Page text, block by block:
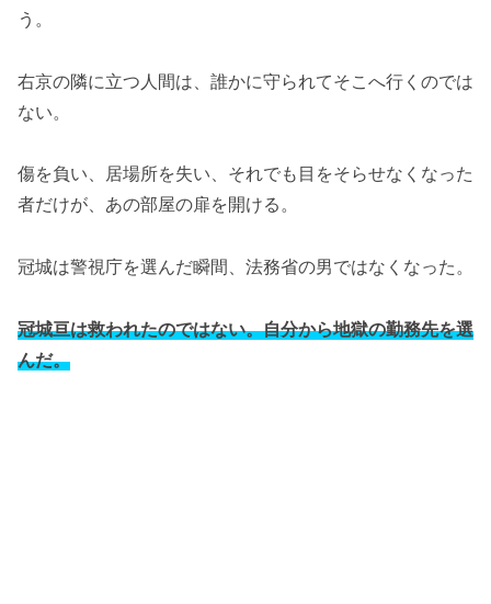
う。
右京の隣に立つ人間は、誰かに守られてそこへ行くのでは
ない。
傷を負い、居場所を失い、それでも目をそらせなくなった
者だけが、あの部屋の扉を開ける。
冠城は警視庁を選んだ瞬間、法務省の男ではなくなった。
冠城亘は救われたのではない。自分から地獄の勤務先を選
んだ。